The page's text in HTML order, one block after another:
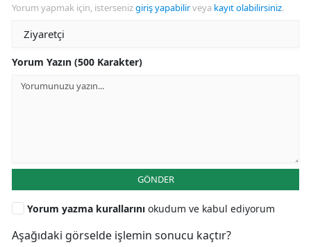
Yorum yapmak için, istersenizgiriş yapabilirveya kayıt olabilirsiniz.
Yorum Yazın (500 Karakter)
GÖNDER
Yorum yazma kurallarını okudum ve kabul ediyorum
Aşağıdaki görselde işlemin sonucu kaçtır?